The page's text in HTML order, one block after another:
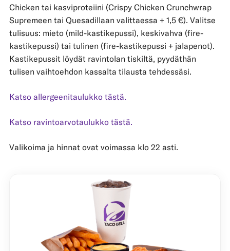
Chicken tai kasviproteiini (Crispy Chicken Crunchwrap
Supremeen tai Quesadillaan valittaessa + 1,5 €). Valitse
tulisuus: mieto (mild-kastikepussi), keskivahva (fire-
kastikepussi) tai tulinen (fire-kastikepussi + jalapenot).
Kastikepussit löydät ravintolan tiskiltä, pyydäthän
tulisen vaihtoehdon kassalta tilausta tehdessäsi.
Katso allergeenitaulukko tästä.
Katso ravintoarvotaulukko tästä.
Valikoima ja hinnat ovat voimassa klo 22 asti.